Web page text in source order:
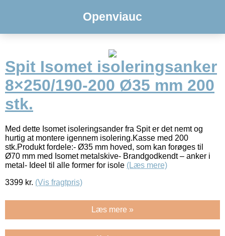
Openviauc
Spit Isomet isoleringsanker
8×250/190-200 Ø35 mm 200
stk.
Med dette Isomet isoleringsander fra Spit er det nemt og
hurtig at montere igennem isolering.Kasse med 200
stk.Produkt fordele:- Ø35 mm hoved, som kan forøges til
Ø70 mm med Isomet metalskive- Brandgodkendt – anker i
metal- Ideel til alle former for isole (Læs mere)
3399 kr. (Vis fragtpris)
Læs mere »